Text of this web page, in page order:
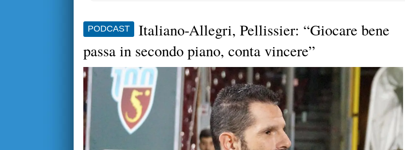
PODCAST
Italiano-Allegri, Pellissier: “Giocare bene
passa in secondo piano, conta vincere”